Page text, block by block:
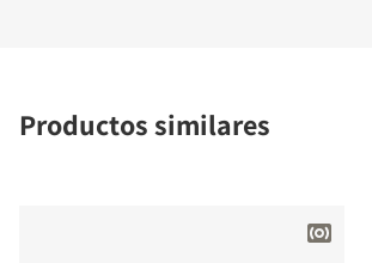
Productos similares